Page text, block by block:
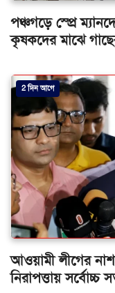
পঞ্চগড়ে স্প্রে
কৃষকদের মাঝে
2 দিন আগে
আওয়ামী লীগের
নিরাপত্তায় সর্বোচ্চ